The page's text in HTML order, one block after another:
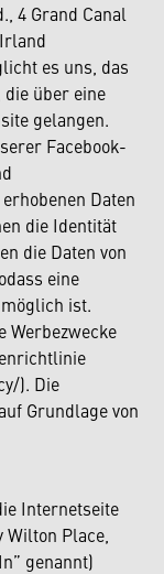
4 Grand Canal
es uns, das
über eine
gelangen.
Facebook-
Daten
die Identität
die Daten von
eine
ist.
Werbezwecke
). Die
Grundlage von
Internetseite
Place,
genannt)